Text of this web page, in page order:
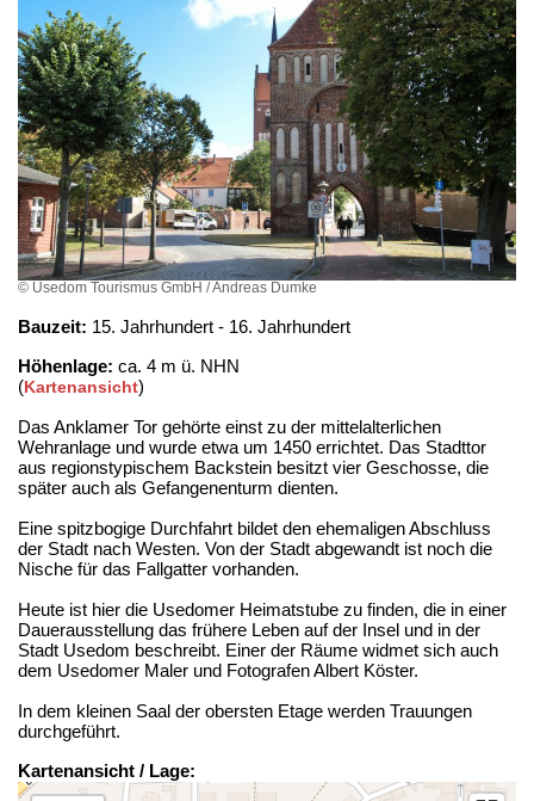
© Usedom Tourismus GmbH / Andreas Dumke
Bauzeit: 15. Jahrhundert - 16. Jahrhundert
Höhenlage: ca. 4 m ü. NHN
(Kartenansicht)
Das Anklamer Tor gehörte einst zu der mittelalterlichen
Wehranlage und wurde etwa um 1450 errichtet. Das Stadttor
aus regionstypischem Backstein besitzt vier Geschosse, die
später auch als Gefangenenturm dienten.
Eine spitzbogige Durchfahrt bildet den ehemaligen Abschluss
der Stadt nach Westen. Von der Stadt abgewandt ist noch die
Nische für das Fallgatter vorhanden.
Heute ist hier die Usedomer Heimatstube zu finden, die in einer
Dauerausstellung das frühere Leben auf der Insel und in der
Stadt Usedom beschreibt. Einer der Räume widmet sich auch
dem Usedomer Maler und Fotografen Albert Köster.
In dem kleinen Saal der obersten Etage werden Trauungen
durchgeführt.
Kartenansicht / Lage: